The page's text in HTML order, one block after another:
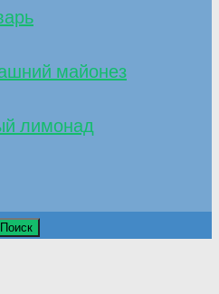
майонез
лимонад